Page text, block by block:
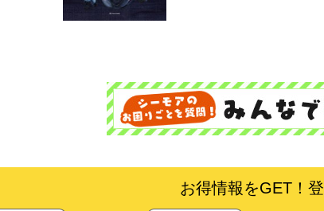
お得情報をGET！